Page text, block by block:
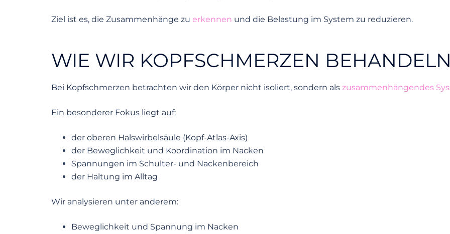
Ziel ist es, die Zusammenhänge zu erkennen und die Belastung im System zu reduzieren.
WIE WIR KOPFSCHMERZEN BEHANDELN
Bei Kopfschmerzen betrachten wir den Körper nicht isoliert, sondern als zusammenhängendes
Ein besonderer Fokus liegt auf:
der oberen Halswirbelsäule (Kopf-Atlas-Axis)
der Beweglichkeit und Koordination im Nacken
Spannungen im Schulter- und Nackenbereich
der Haltung im Alltag
Wir analysieren unter anderem:
Beweglichkeit und Spannung im Nacken